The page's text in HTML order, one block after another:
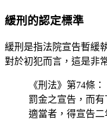
緩刑的認定標準
緩刑是指法院宣告暫緩
對於初犯而言，這是非
《刑法》第74條
罰金之宣告，而
適當者，得宣告